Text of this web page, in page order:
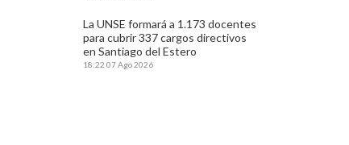
La UNSE formará a 1.173 docentes
para cubrir 337 cargos directivos
en Santiago del Estero
18:22 07 Ago 2026